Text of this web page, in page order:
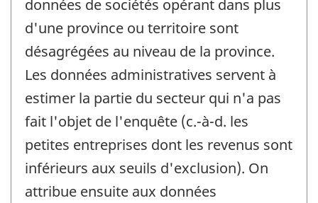
données de sociétés opérant dans plus
d'une province ou territoire sont
désagrégées au niveau de la province.
Les données administratives servent à
estimer la partie du secteur qui n'a pas
fait l'objet de l'enquête (c.-à-d. les
petites entreprises dont les revenus sont
inférieurs aux seuils d'exclusion). On
attribue ensuite aux données